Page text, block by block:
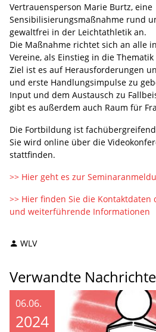
Vertrauensperson Marie Burtz, eine
Sensibilisierungsmaßnahme rund
gewaltfrei in der Leichtathletik an.
Die Maßnahme richtet sich an alle
Vereine, als Einstieg in die
Ziel ist es auf Herausforderungen
und erste Handlungsimpulse zu
Input und dem Austausch zu
gibt es außerdem auch Raum für
Die Fortbildung ist
Sie wird online über die
stattfinden.
>> Hier geht es zur
>> Hier finden Sie die Kontaktdaten
und weiterführende Informationen
WLV
Verwandte
06.06.
2024